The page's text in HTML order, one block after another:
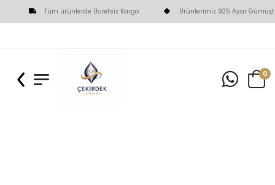
Tüm ürünlerde Ücretsiz Kargo Ürünlerimiz 925 Ayar
0